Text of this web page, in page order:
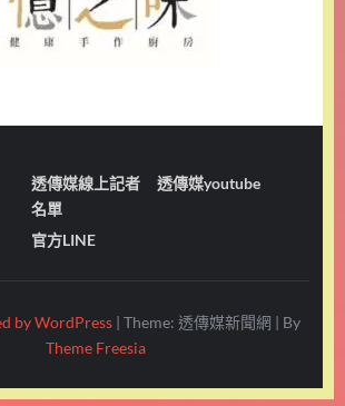
透傳媒線上記者
名單
透傳媒youtube
官方LINE
by WordPress | Theme: 透傳媒新聞網 | By
Theme Freesia